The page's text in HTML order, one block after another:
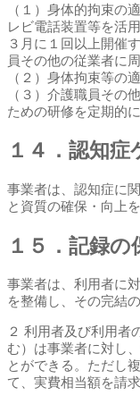
（１）身体的拘束の
レビ電話装置等を活
３月に１回以上開催
員その他の従業者に
（２）身体拘束等の
（３）介護職員その
ための研修を定期的に
１４．認知症
事業者は、認知症に
と資質の確保・向上
１５．記録
事業者は、利用者に
を整備し、その完結
２ 利用者及び利用者
む）は事業者に対し
とができる。ただし
て、実費相当額を請